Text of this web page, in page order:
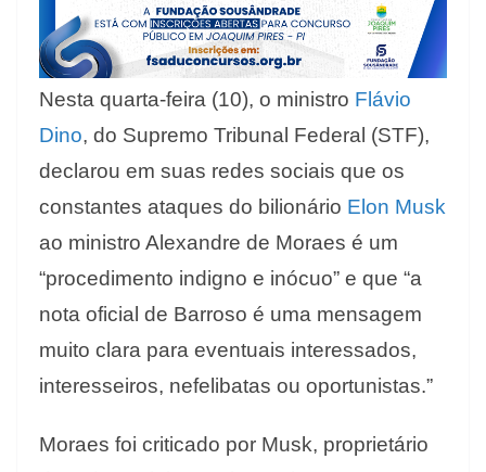
Nesta quarta-feira (10), o ministro Flávio
Dino, do Supremo Tribunal Federal (STF),
declarou em suas redes sociais que os
constantes ataques do bilionário Elon Musk
ao ministro Alexandre de Moraes é um
“procedimento indigno e inócuo” e que “a
nota oficial de Barroso é uma mensagem
muito clara para eventuais interessados,
interesseiros, nefelibatas ou oportunistas.”
Moraes foi criticado por Musk, proprietário